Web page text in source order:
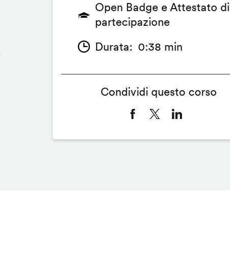
Open Badge e Attestato di
partecipazione
Durata
0:38 min
Condividi questo corso